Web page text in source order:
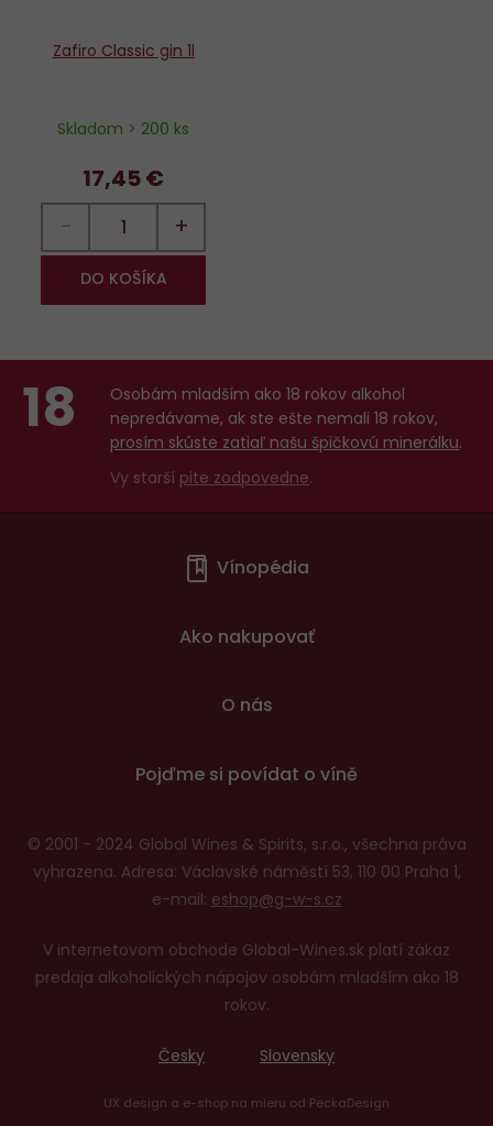
Zafiro Classic gin 1l
Skladom > 200 ks
17,45 €
− +
DO KOŠÍKA
18
Osobám mladším ako 18 rokov alkohol
nepredávame, ak ste ešte nemali 18 rokov,
prosím skúste zatiaľ našu špičkovú minerálku.
Vy starší pite zodpovedne.
Vínopédia
Ako nakupovať
O nás
Pojďme si povídat o víně
© 2001 - 2024 Global Wines & Spirits, s.r.o., všechna práva
vyhrazena. Adresa: Václavské náměstí 53, 110 00 Praha 1,
e-mail: eshop@g-w-s.cz
V internetovom obchode Global-Wines.sk platí zákaz
predaja alkoholických nápojov osobám mladším ako 18
rokov.
Česky Slovensky
UX design a e-shop na mieru od PeckaDesign